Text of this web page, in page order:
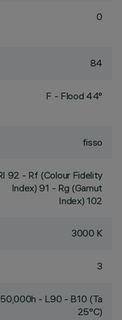
0
84
F - Flood 44°
fisso
92 - Rf (Colour Fidelity
Index) 91 - Rg (Gamut
Index) 102
3000 K
3
- L90 - B10 (Ta
25°C)